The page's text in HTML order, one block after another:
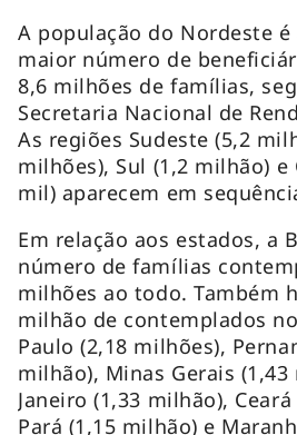
A população do Nordeste
maior número de
8,6 milhões de famílias,
Secretaria Nacional de
As regiões Sudeste (5,2
milhões), Sul (1,2 milhão) e
mil) aparecem em
Em relação aos estados, a
número de famílias
milhões ao todo. Também
milhão de contemplados
Paulo (2,18 milhões),
milhão), Minas Gerais
Janeiro (1,33 milhão),
Pará (1,15 milhão) e